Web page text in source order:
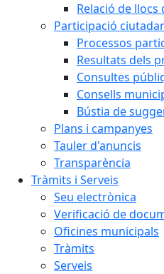
Relació de
Participació
Processos
Resultats dels
Consultes
Consells
Bústia de
Plans i campanyes
Tauler d'anuncis
Transparència
Tràmits i Serveis
Seu electrònica
Verificació de
Oficines municipals
Tràmits
Serveis